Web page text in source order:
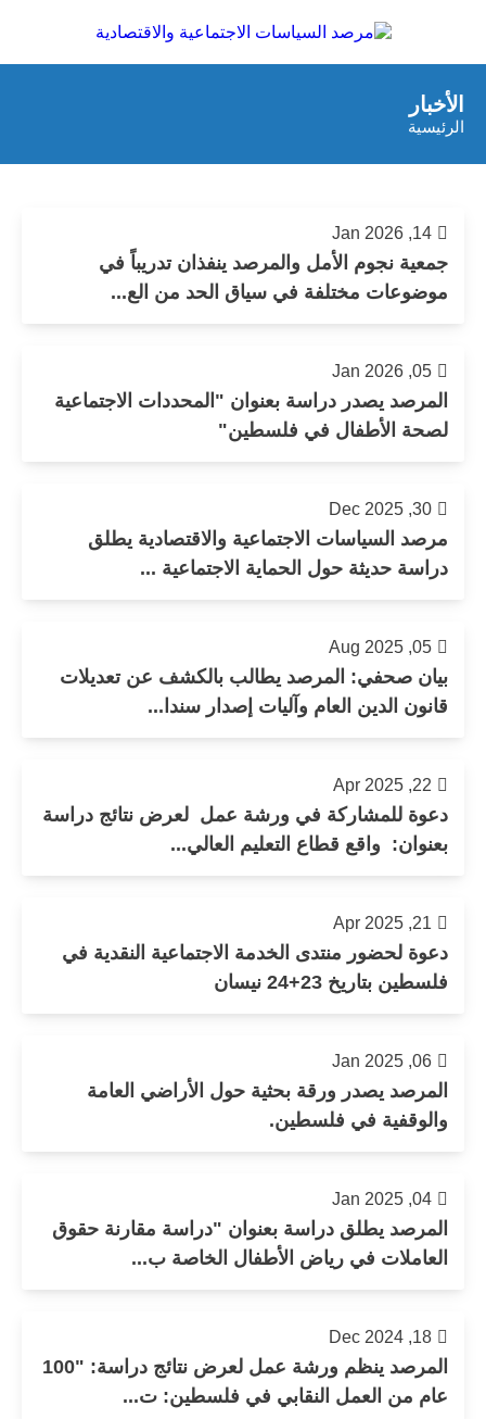
الأخبار
الرئيسية
14, Jan 2026
جمعية نجوم الأمل والمرصد ينفذان تدريباً في
موضوعات مختلفة في سياق الحد من الع...
05, Jan 2026
المرصد يصدر دراسة بعنوان "المحددات الاجتماعية
لصحة الأطفال في فلسطين"
30, Dec 2025
مرصد السياسات الاجتماعية والاقتصادية يطلق
دراسة حديثة حول الحماية الاجتماعية ...
05, Aug 2025
بيان صحفي: المرصد يطالب بالكشف عن تعديلات
قانون الدين العام وآليات إصدار سندا...
22, Apr 2025
دعوة للمشاركة في ورشة عمل لعرض نتائج دراسة
بعنوان: واقع قطاع التعليم العالي...
21, Apr 2025
دعوة لحضور منتدى الخدمة الاجتماعية النقدية في
فلسطين بتاريخ 23+24 نيسان
06, Jan 2025
المرصد يصدر ورقة بحثية حول الأراضي العامة
والوقفية في فلسطين.
04, Jan 2025
المرصد يطلق دراسة بعنوان "دراسة مقارنة حقوق
العاملات في رياض الأطفال الخاصة ب...
18, Dec 2024
المرصد ينظم ورشة عمل لعرض نتائج دراسة: "100
عام من العمل النقابي في فلسطين: ت...